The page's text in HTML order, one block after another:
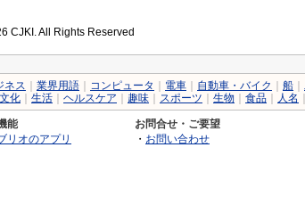
CJKI. All Rights Reserved
ネス 業界用語 コンピュータ 電車 自動車・バイク 船
文化
生活 ヘルスケア 趣味 スポーツ 生物 食品 人名
能
リオのアプリ
お問合せ・ご要望
・ お問い合わせ